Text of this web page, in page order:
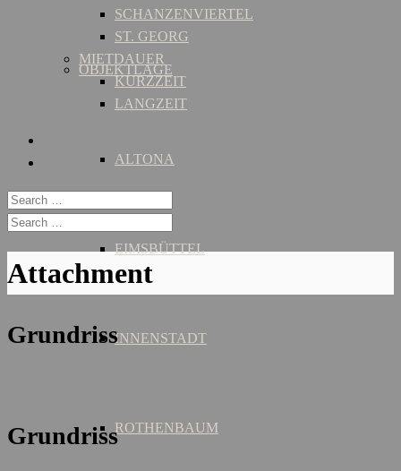
OBJEKTLAGE
ALTONA
EIMSBÜTTEL
INNENSTADT
ROTHENBAUM
SCHANZENVIERTEL
ST. GEORG
MIETDAUER
KURZZEIT
LANGZEIT
Attachment
Grundriss
Grundriss